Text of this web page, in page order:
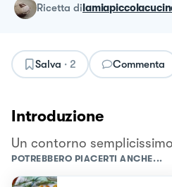
ricetta di
Salva · 2 Commenta
Introduzione
Un contorno
POTREBBERO PIACERTI ANCHE...